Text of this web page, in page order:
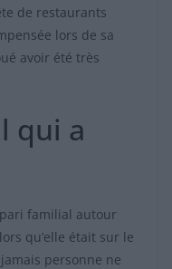
de restaurants
lors de sa
avoir été très
qui a
familial autour
qu’elle était sur le
personne ne